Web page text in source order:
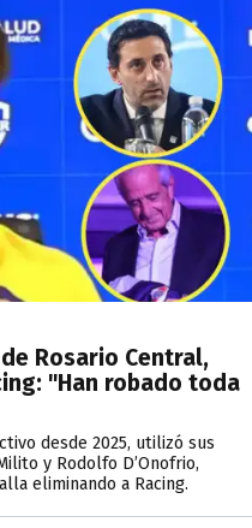
Rosario Central,
"Han robado toda
desde 2025, utilizó sus
y Rodolfo D’Onofrio,
eliminando a Racing.